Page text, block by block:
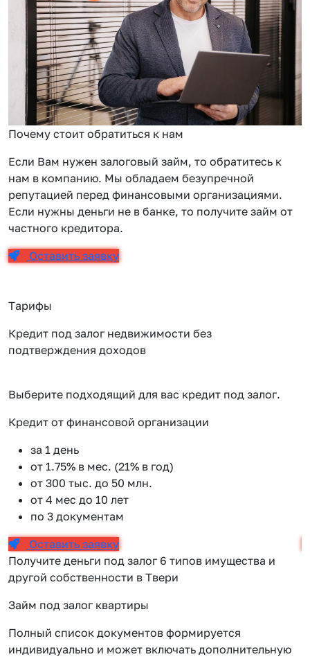
Почему стоит обратиться к нам
Если Вам нужен залоговый займ, то обратитесь к
нам в компанию. Мы обладаем безупречной
репутацией перед финансовыми организациями.
Если нужны деньги не в банке, то получите займ от
частного кредитора.
Оставить заявку
Тарифы
Кредит под залог недвижимости без
подтверждения доходов
Выберите подходящий для вас кредит под залог.
Кредит от финансовой организации
за 1 день
от 1.75% в мес. (21% в год)
от 300 тыс. до 50 млн.
от 4 мес до 10 лет
по 3 документам
Оставить заявку
Получите деньги под залог 6 типов имущества и
другой собственности в Твери
Займ под залог квартиры
Полный список документов формируется
индивидуально и может включать дополнительную